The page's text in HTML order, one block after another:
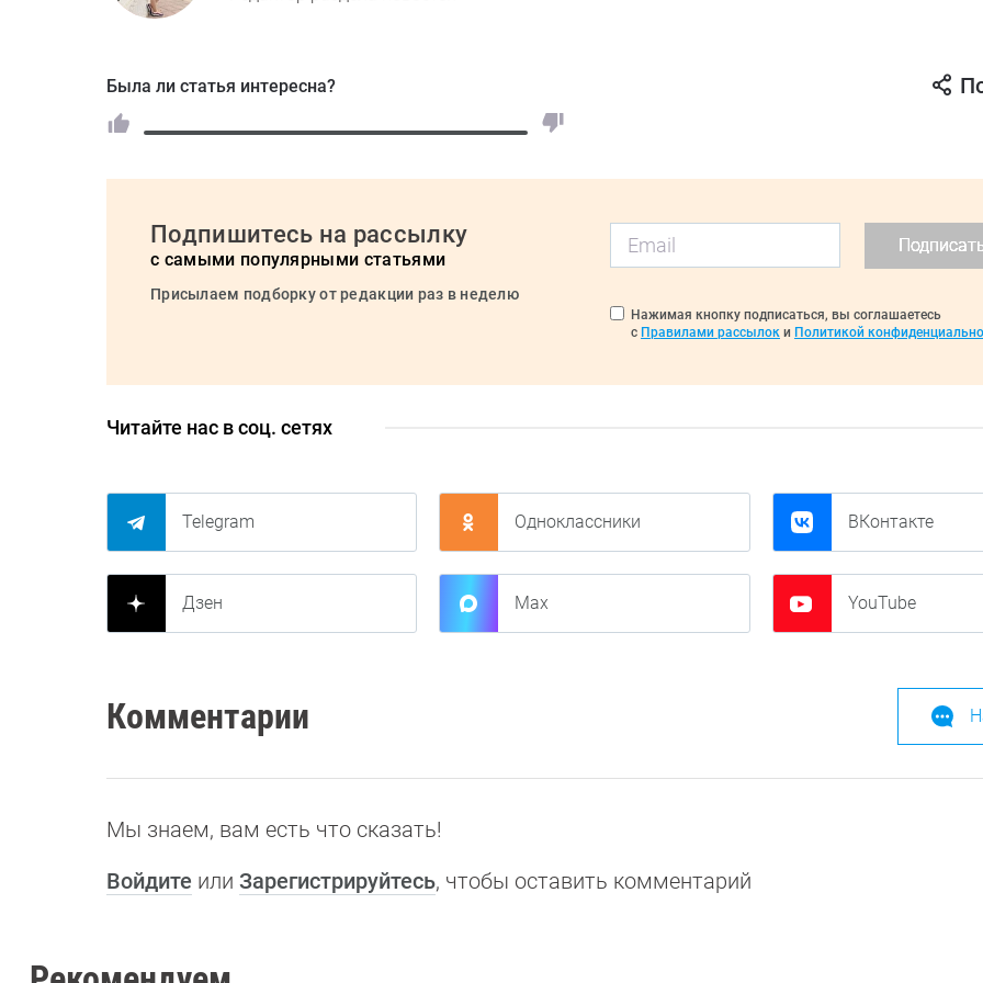
Была ли статья интересна?
Подпишитесь на рассылку
с самыми популярными статьями
Присылаем подборку от редакции раз в неделю
Нажимая кнопку подписаться, вы соглашаетесь
с Правилами рассылок и Политикой
Читайте нас в соц. сетях
Telegram Одноклассники ВКонтакте
Дзен Max YouTube
Комментарии
Мы знаем, вам есть что сказать!
Войдите или Зарегистрируйтесь, чтобы оставить комментарий